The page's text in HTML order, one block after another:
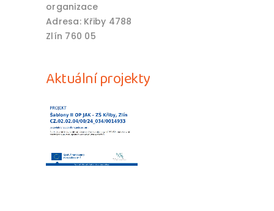
organizace
Adresa: Křiby 4788
Zlín 760 05
Aktuální projekty